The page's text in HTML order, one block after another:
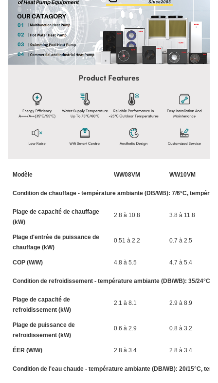
Modèle WW08VM WW10VM
Condition de chauffage - température ambiante (DB/WB): 7/6°C,
Plage de capacité de chauffage
(kW)
2.8 à 10.8 3.8 à 11.8
Plage d'entrée de puissance de
chauffage (kW)
0.51 à 2.2 0.7 à 2.5
COP (W/W) 4.8 à 5.5 4.7 à 5.4
Condition de refroidissement - température ambiante (DB/WB): 35/24°C,
Plage de capacité de
refroidissement (kW)
2.1 à 8.1 2.9 à 8.9
Plage de puissance de
refroidissement (kW)
0.6 à 2.9 0.8 à 3.2
ÉER (W/W) 2.8 à 3.4 2.8 à 3.4
Condition de l'eau chaude - température ambiante (DB/WB): 20/15°C,